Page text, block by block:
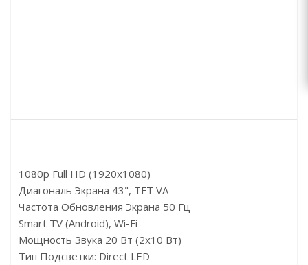
1080p Full HD (1920x1080)
Диагональ Экрана 43", TFT VA
Частота Обновления Экрана 50 Гц
Smart TV (Android), Wi-Fi
Мощность Звука 20 Вт (2х10 Вт)
Тип Подсветки: Direct LED